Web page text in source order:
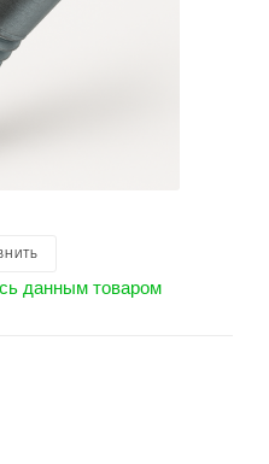
данным товаром